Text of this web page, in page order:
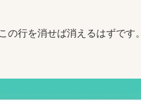
行を消せば消えるはずです。